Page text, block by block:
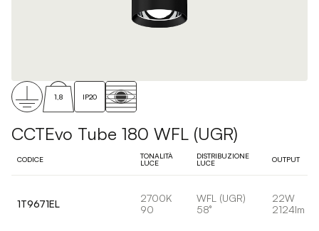
1,8 IP20
CCTEvo Tube 180 WFL (UGR)
CODICE
TONALITÀ
LUCE
DISTRIBUZIONE
LUCE
OUTPUT
1T9671EL
2700K
90
WFL (UGR)
58°
22W
2124lm